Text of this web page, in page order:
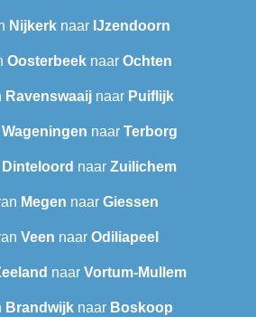
Nijkerknaar IJzendoorn
Oosterbeeknaar Ochten
Ravenswaaijnaar Puiflijk
Wageningen naar Terborg
Dinteloord naar Zuilichem
Megen naar Giessen
Veen naar Odiliapeel
naar Vortum-Mullem
Brandwijk naar Boskoop